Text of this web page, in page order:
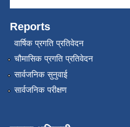
Reports
वार्षिक प्रगति प्रतिवेदन
चौमासिक प्रगति प्रतिवेदन
सार्वजनिक सुनुवाई
सार्वजनिक परीक्षण